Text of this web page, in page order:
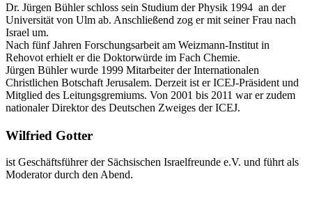
Dr. Jürgen Bühler schloss sein Studium der Physik 1994 an der
Universität von Ulm ab. Anschließend zog er mit seiner Frau nach
Israel um.
Nach fünf Jahren Forschungsarbeit am Weizmann-Institut in
Rehovot erhielt er die Doktorwürde im Fach Chemie.
Jürgen Bühler wurde 1999 Mitarbeiter der Internationalen
Christlichen Botschaft Jerusalem. Derzeit ist er ICEJ-Präsident und
Mitglied des Leitungsgremiums. Von 2001 bis 2011 war er zudem
nationaler Direktor des Deutschen Zweiges der ICEJ.
Wilfried Gotter
ist Geschäftsführer der Sächsischen Israelfreunde e.V. und führt als
Moderator durch den Abend.